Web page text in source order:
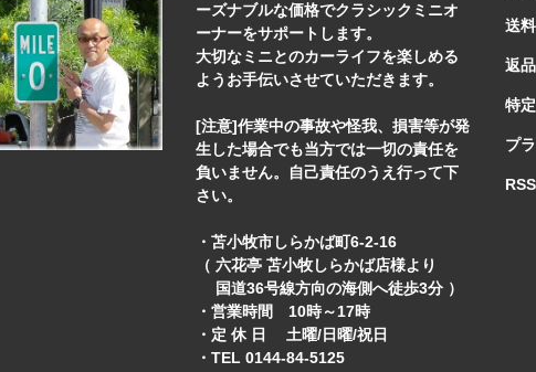
ーズナブルな価格でクラシックミニオ
ーナーをサポートします。
大切なミニとのカーライフを楽しめる
ようお手伝いさせていただきます。
[注意]作業中の事故や怪我、損害等が発
生した場合でも当方では一切の責任を
負いません。自己責任のうえ行って下
さい。
・苫小牧市しらかば町6-2-16
（ 六花亭 苫小牧しらかば店様より
国道36号線方向の海側へ徒歩3分 ）
・営業時間 10時～17時
・定 休 日 土曜/日曜/祝日
・TEL 0144-84-5125
送
返
特
プ
RSS